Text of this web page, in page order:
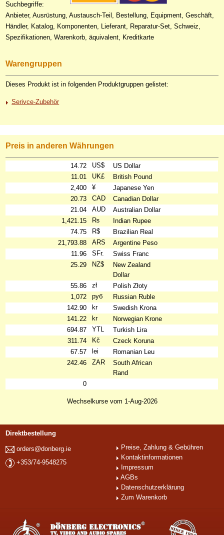
Suchbegriffe:
Anbieter, Ausrüstung, Austausch-Teil, Bestellung, Equipment, Geschäft,
Händler, Katalog, Komponenten, Lieferant, Reparatur-Set, Schweiz,
Spezifikationen, Warenkorb, äquivalent, Kreditkarte
Warengruppen
Dieses Produkt ist in folgenden Produktgruppen gelistet:
Serivce-Zubehör
Preis in anderen Währungen
14.72 US$
US Dollar
11.01
UK£
British Pound
2,400
¥
Japanese Yen
20.73
CAD
Canadian Dollar
21.04
AUD
Australian Dollar
1,421.15
₨
Indian Rupee
74.75
R$
Brazilian Real
21,793.88
ARS
Argentine Peso
11.96
SFr.
Swiss Franc
25.29
NZ$
New Zealand
Dollar
55.86
zł
Polish Złoty
1,072
руб
Russian Ruble
142.90
kr
Swedish Krona
141.22
kr
Norwegian Krone
694.87
YTL
Turkish Lira
311.74
Kč
Czeck Koruna
67.57
lei
Romanian Leu
242.46
ZAR
South African
Rand
0
Wechselkurse vom 1-Aug-2026
Direktbestellung
orders@donberg.ie
+353/74-9548275
Preise, Zahlung & Gebühren
Kontaktinformationen
Impressum
AGBs
Datenschutzerklärung
Zum Warenkorb